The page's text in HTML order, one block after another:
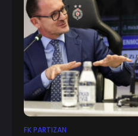
FK PARTIZAN